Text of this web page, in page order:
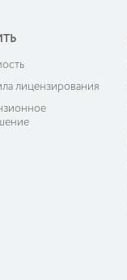
лицензирования